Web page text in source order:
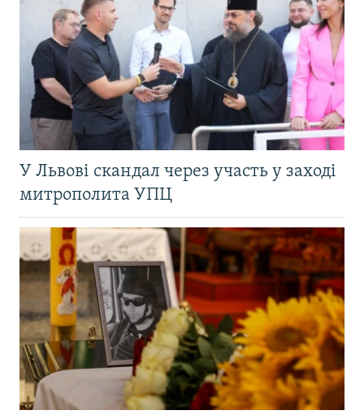
У Львові скандал через участь у заході
митрополита УПЦ